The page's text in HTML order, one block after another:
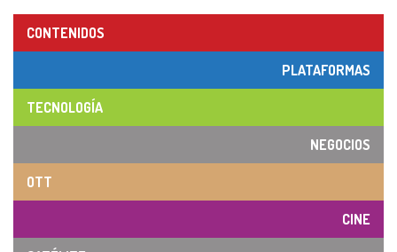
CONTENIDOS
PLATAFORMAS
TECNOLOGÍA
NEGOCIOS
OTT
CINE